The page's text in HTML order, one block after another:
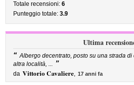
Totale recensioni:6
Punteggio totale:3.9
Ultima
“ Albergo decentrato, posto su una strada
altra località, ... ”
da Vittorio Cavaliere, 17 anni fa